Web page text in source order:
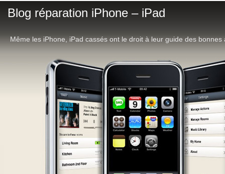
Blog réparation iPhone – iPad
Même les iPhone, iPad cassés ont le droit à leur guide des bonnes